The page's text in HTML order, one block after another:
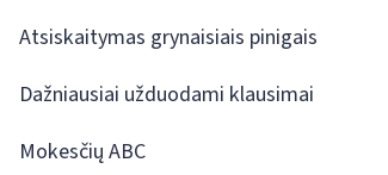
Atsiskaitymas grynaisiais pinigais
Dažniausiai užduodami klausimai
Mokesčių ABC